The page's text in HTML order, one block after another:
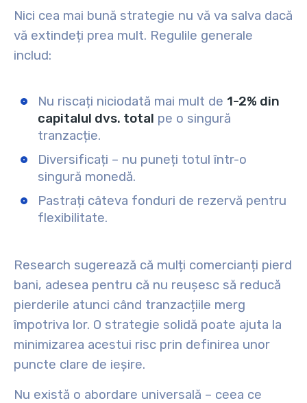
Nici cea mai bună strategie nu vă va salva dacă
vă extindeți prea mult. Regulile generale
includ:
Nu riscați niciodată mai mult de 1-2% din
capitalul dvs. total pe o singură
tranzacție.
Diversificați – nu puneți totul într-o
singură monedă.
Pastrați câteva fonduri de rezervă pentru
flexibilitate.
Research sugerează că mulți comercianți pierd
bani, adesea pentru că nu reușesc să reducă
pierderile atunci când tranzacțiile merg
împotriva lor. O strategie solidă poate ajuta la
minimizarea acestui risc prin definirea unor
puncte clare de ieșire.
Nu există o abordare universală – ceea ce